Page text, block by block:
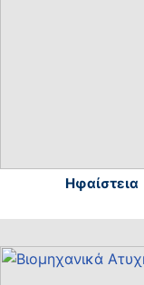
Ηφαίστεια